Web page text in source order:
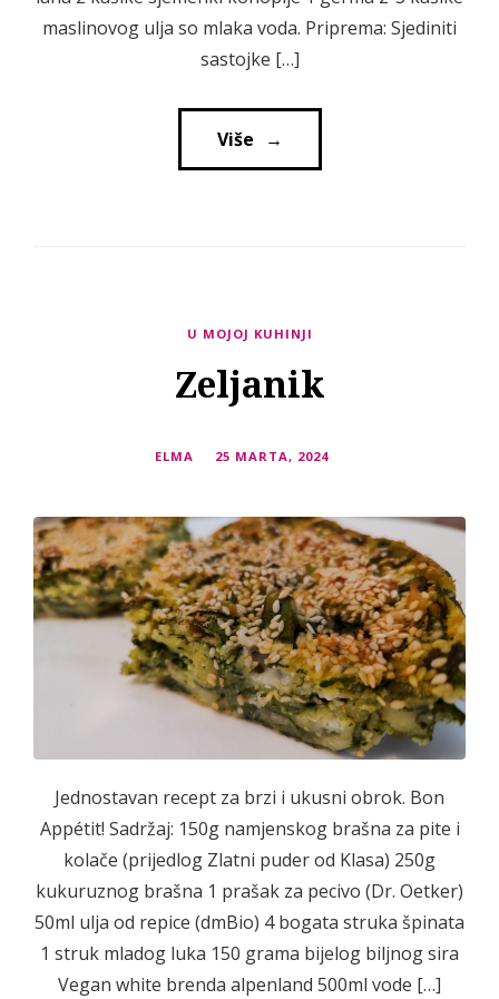
maslinovog ulja so mlaka voda. Priprema: Sjediniti
sastojke […]
Više
→
U MOJOJ KUHINJI
Zeljanik
ELMA 25 MARTA, 2024
Jednostavan recept za brzi i ukusni obrok. Bon
Appétit! Sadržaj: 150g namjenskog brašna za pite i
kolače (prijedlog Zlatni puder od Klasa) 250g
kukuruznog brašna 1 prašak za pecivo (Dr. Oetker)
50ml ulja od repice (dmBio) 4 bogata struka špinata
1 struk mladog luka 150 grama bijelog biljnog sira
Vegan white brenda alpenland 500ml vode […]